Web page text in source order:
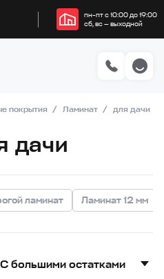
пн–пт с 10:00 до 19:00
сб, вс — выходной
покрытия Ламинат для дачи
дачи
ламинат Ламинат 12 мм
С большими остатками